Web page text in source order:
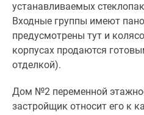
Дзен
Машино-
места
Апартаменты
#траншевая
ипотека
#рассрочка
устанавливаемых
Входные группы имеют
предусмотрены тут и
корпусах продаются
отделкой).
Дом №2 переменной
застройщик относит его к